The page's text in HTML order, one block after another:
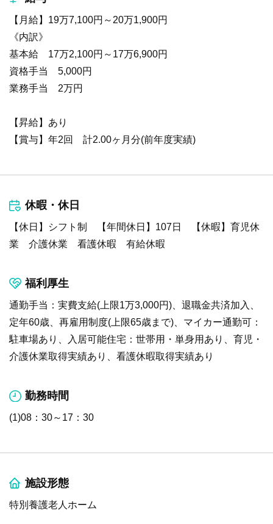
【月給】19万7,100円～20万1,900円
《内訳》
基本給 17万2,100円～17万6,900円
資格手当 5,000円
業務手当 2万円
【昇給】あり
【賞与】年2回 計2.00ヶ月分(前年度実績)
休暇・休日
【休日】シフト制 【年間休日】107日 【休暇】育児休
業 介護休業 看護休暇 有給休暇
福利厚生
通勤手当：実費支給(上限1万3,000円)、退職金共済加入、
定年60歳、再雇用制度(上限65歳まで)、マイカー通勤可：
駐車場あり、入居可能住宅：世帯用・単身用あり、育児・
介護休業取得実績あり、看護休暇取得実績あり
勤務時間
(1)08：30～17：30
施設形態
特別養護老人ホーム